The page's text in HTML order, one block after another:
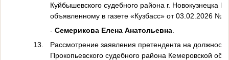
Куйбышевского судебного района г. Новокузнецка
объявленному в газете «Кузбасс» от 03.02.2026
- Семерикова Елена Анатольевна.
13.
Рассмотрение заявления претендента на
Прокопьевского судебного района Кемеровской